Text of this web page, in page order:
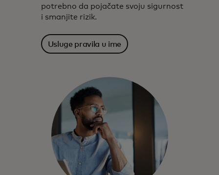
potrebno da pojačate svoju sigurnost
i smanjite rizik.
Usluge pravila u ime